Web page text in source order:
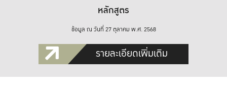
หลักสูตร
ข้อมูล ณ วันที่ 27 ตุลาคม พ.ศ. 2568
รายละเอียดเพิ่มเติม